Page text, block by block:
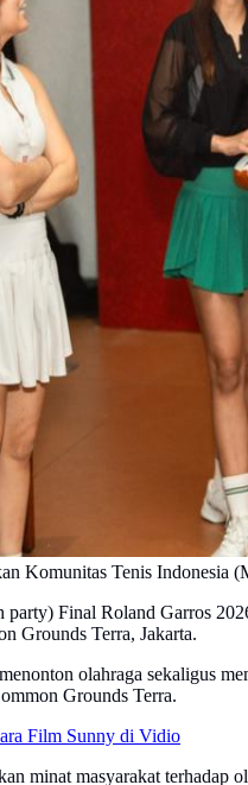
Komunitas Tenis Indonesia
party) Final Roland Garros
Grounds Terra, Jakarta.
olahraga sekaligus
Grounds Terra.
Film Sunny di Vidio
minat masyarakat terhadap